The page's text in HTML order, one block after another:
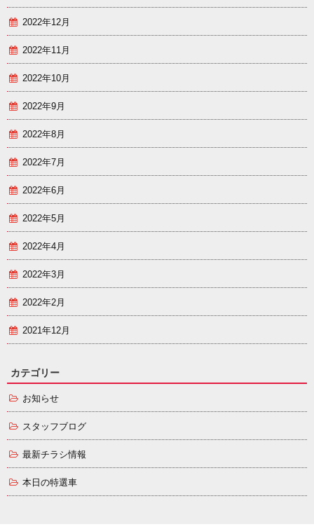
2022年12月
2022年11月
2022年10月
2022年9月
2022年8月
2022年7月
2022年6月
2022年5月
2022年4月
2022年3月
2022年2月
2021年12月
カテゴリー
お知らせ
スタッフブログ
最新チラシ情報
本日の特選車